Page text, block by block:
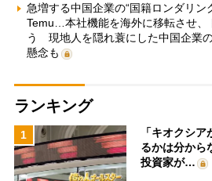
急増する中国企業の“国籍ロンダリン
Temu…本社機能を海外に移転させ、
う 現地人を隠れ蓑にした中国企業
懸念も
ランキング
1
「キオクシ
るかは分から
投資家が…